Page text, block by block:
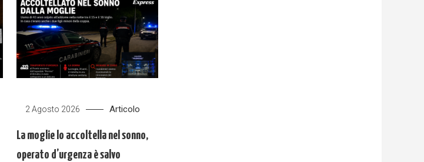
2 Agosto 2026 Articolo
La moglie lo accoltella nel sonno,
operato d’urgenza è salvo